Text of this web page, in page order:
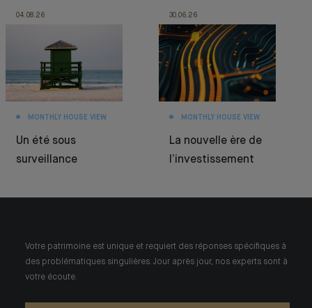
04.08.26
MONTHLY HOUSE VIEW
Un été sous
surveillance
30.06.26
MONTHLY HOUSE VIEW
La nouvelle ère de
l’investissement
Votre patrimoine est unique et requiert des réponses spécifiques à
des problématiques singulières. Jour après jour, nos experts sont à
votre écoute.